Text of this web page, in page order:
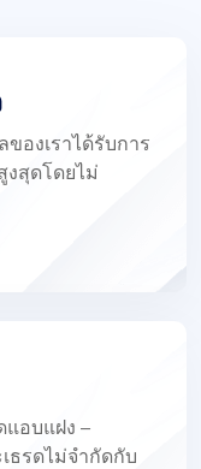
องเราได้รับการ
สุดโดยไม่
อบแฝง –
ธรดไม่จำกัดกับ